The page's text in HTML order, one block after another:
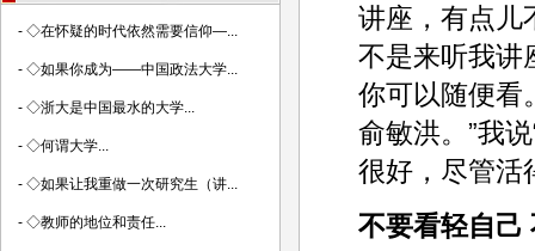
讲座，有点儿
不是来听我讲
你可以随便看
俞敏洪。”我
很好，尽管活
不要看轻自己
- ◇在怀疑的时代依然需要信仰—...
- ◇如果你成为——中国政法大学...
- ◇浙大是中国最水的大学...
- ◇何谓大学...
- ◇如果让我重做一次研究生（讲...
- ◇教师的地位和责任...